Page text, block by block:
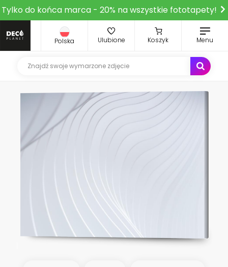
Tylko do końca marca - 20% na wszystkie fototapety!
Polska Ulubione Koszyk Menu